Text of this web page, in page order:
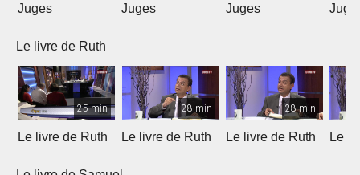
Juges
Juges
Juges
Le livre de Ruth
25 min
Le livre de Ruth
28 min
Le livre de Ruth
28 min
Le livre de Ruth Le